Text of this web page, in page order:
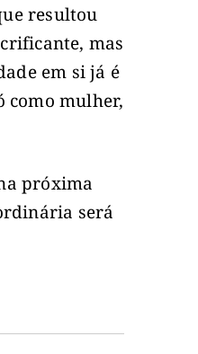
resultou
mas
em si já é
como mulher,
próxima
será